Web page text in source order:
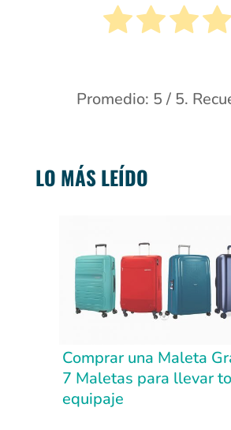
Promedio: 5/ 5.
LO MÁS LEÍDO
Comprar una Maleta
7 Maletas para llevar
equipaje